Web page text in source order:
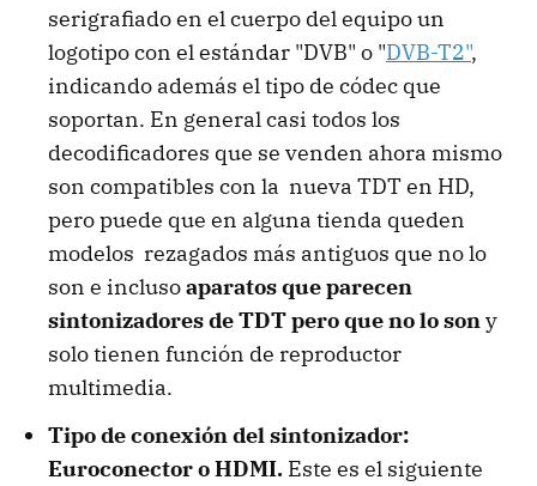
serigrafiado en el cuerpo del equipo un
logotipo con el estándar "DVB" o "DVB-T2",
indicando además el tipo de códec que
soportan. En general casi todos los
decodificadores que se venden ahora mismo
son compatibles con la nueva TDT en HD,
pero puede que en alguna tienda queden
modelos rezagados más antiguos que no lo
son e inclusoaparatos que parecen
sintonizadores de TDT pero que no lo sony
solo tienen función de reproductor
multimedia.
Tipo de conexión del sintonizador:
Euroconector o HDMI. Este es el siguiente